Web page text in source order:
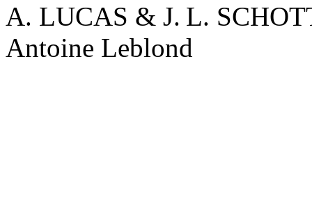
A. LUCAS & J. L.
Antoine Leblond